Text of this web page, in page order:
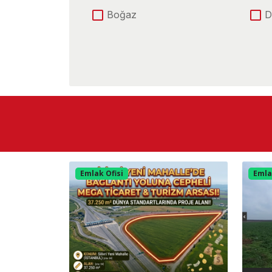
Boğaz
Otobana Yakın
Yolu Yok
Emlak Ofisi